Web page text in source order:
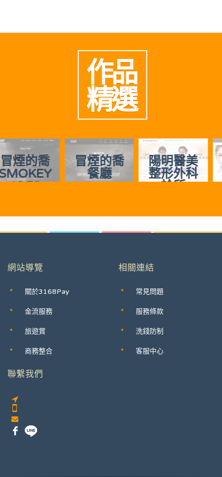
作品
精選
冒煙的喬
餐廳
陽明醫美
整形外科
診所
慈美時尚
診所
網站導覽
關於3168Pay
金流服務
旅遊賞
商務整合
相關連結
常見問題
服務條款
洗錢防制
客服中心
聯繫我們